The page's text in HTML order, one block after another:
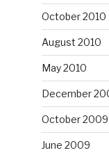
October 2010
August 2010
May 2010
December
October 2009
June 2009